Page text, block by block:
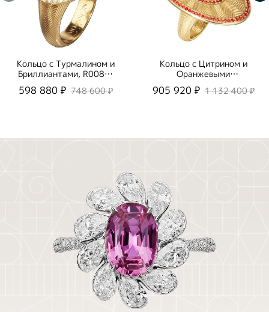
Кольцо с Турмалином и
Бриллиантами, R0084-
0/2
598 880 ₽ 748 600 ₽
Кольцо с Цитрином и
Оранжевыми
Сапфирами, R0105-1/9
905 920 ₽ 1 132 400 ₽